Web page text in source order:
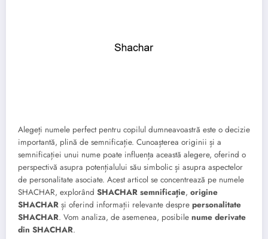
Alegeți numele perfect pentru copilul dumneavoastră este o decizie
importantă, plină de semnificație. Cunoașterea originii și a
semnificației unui nume poate influența această alegere, oferind o
perspectivă asupra potențialului său simbolic și asupra aspectelor
de personalitate asociate. Acest articol se concentrează pe numele
SHACHAR, explorând SHACHAR semnificație, origine
SHACHAR și oferind informații relevante despre personalitate
SHACHAR. Vom analiza, de asemenea, posibile nume derivate
din SHACHAR.